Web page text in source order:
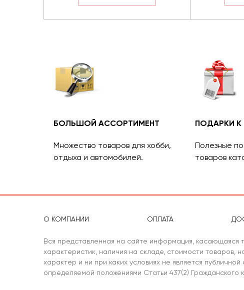
БОЛЬШОЙ АССОРТИМЕНТ
Множество товаров для хобби,
отдыха и автомобилей.
ПОДАРКИ К
Полезные
товаров
О КОМПАНИИ ОПЛАТА
Вся представленная на сайте информация, касающаяся
характеристик, наличия на складе, стоимости товаров,
характер и ни при каких условиях не является публичной
определяемой положениями Статьи 437(2) Гражданского